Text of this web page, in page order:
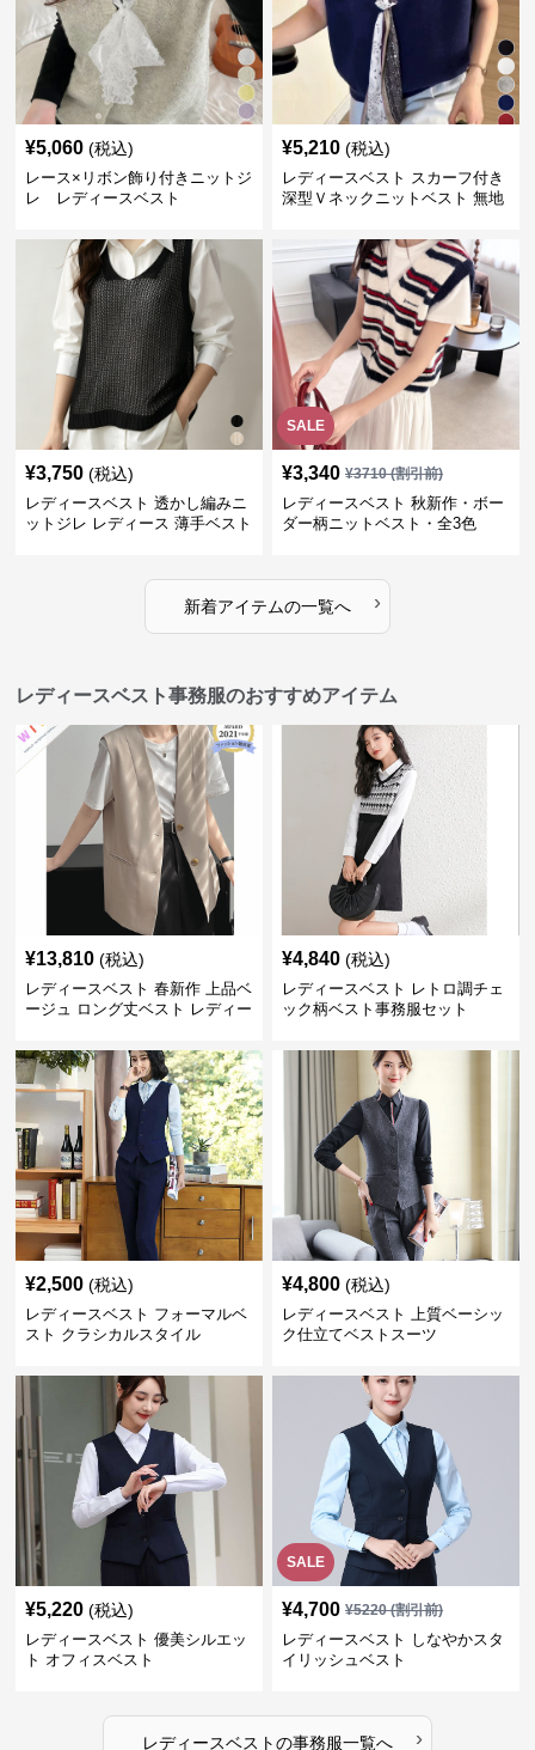
¥5,060 (税込)
レース×リボン飾り付きニットジ
レ レディースベスト
¥5,210 (税込)
レディースベスト スカーフ付き
深型Ｖネックニットベスト 無地
¥3,750 (税込)
レディースベスト 透かし編みニ
ットジレ レディース 薄手ベスト
SALE
¥3,340 ¥3710(割引前)
レディースベスト 秋新作・ボー
ダー柄ニットベスト・全3色
新着アイテムの一覧へ ›
レディースベスト事務服のおすすめアイテム
¥13,810 (税込)
レディースベスト 春新作 上品ベ
ージュ ロング丈ベスト レディー
¥4,840 (税込)
レディースベスト レトロ調チェ
ック柄ベスト事務服セット
¥2,500 (税込)
レディースベスト フォーマルベ
スト クラシカルスタイル
¥4,800 (税込)
レディースベスト 上質ベーシッ
ク仕立てベストスーツ
¥5,220 (税込)
レディースベスト 優美シルエッ
ト オフィスベスト
SALE
¥4,700 ¥5220(割引前)
レディースベスト しなやかスタ
イリッシュベスト
レディースベストの事務服一覧へ ›